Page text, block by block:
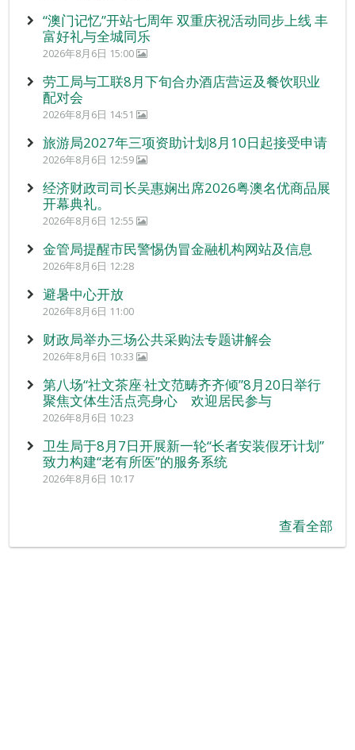
“澳门记忆”开站七周年 双重庆祝活动同步上线 丰
富好礼与全城同乐
2026年8月6日 15:00
劳工局与工联8月下旬合办酒店营运及餐饮职业
配对会
2026年8月6日 14:51
旅游局2027年三项资助计划8月10日起接受申请
2026年8月6日 12:59
经济财政司司长吴惠娴出席2026粤澳名优商品展
开幕典礼。
2026年8月6日 12:55
金管局提醒市民警惕伪冒金融机构网站及信息
2026年8月6日 12:28
避暑中心开放
2026年8月6日 11:00
财政局举办三场公共采购法专题讲解会
2026年8月6日 10:33
第八场“社文茶座‧社文范畴齐齐倾”8月20日举行
聚焦文体生活点亮身心 欢迎居民参与
2026年8月6日 10:23
卫生局于8月7日开展新一轮“长者安装假牙计划”
致力构建“老有所医”的服务系统
2026年8月6日 10:17
查看全部